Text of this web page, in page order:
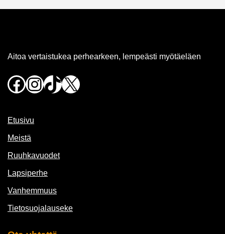
Aitoa vertaistukea perhearkeen, lempeästi myötäeläen
Facebook
Instagram
TikTok
X
Etusivu
Meistä
Ruuhkavuodet
Lapsiperhe
Vanhemmuus
Tietosuojalauseke